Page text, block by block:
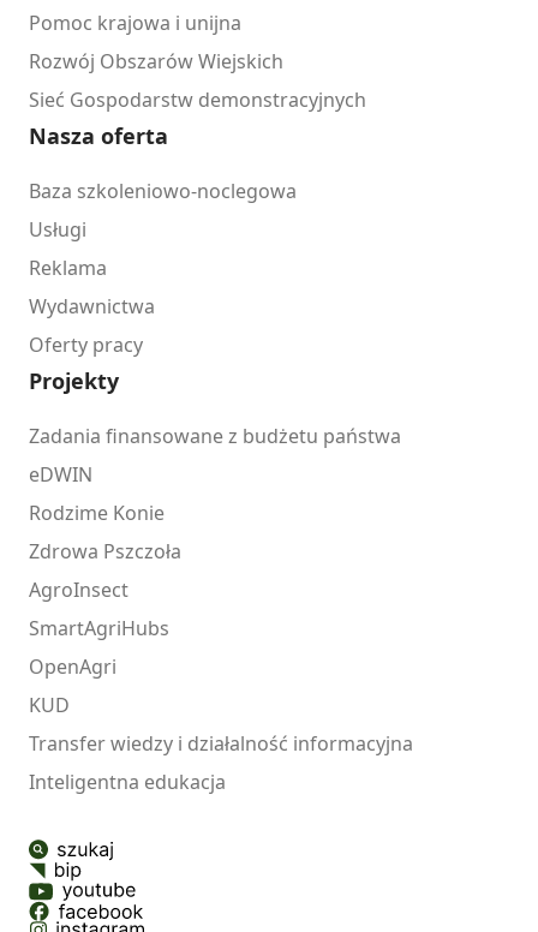
Pomoc krajowa i unijna
Rozwój Obszarów Wiejskich
Sieć Gospodarstw demonstracyjnych
Nasza oferta
Baza szkoleniowo-noclegowa
Usługi
Reklama
Wydawnictwa
Oferty pracy
Projekty
Zadania finansowane z budżetu państwa
eDWIN
Rodzime Konie
Zdrowa Pszczoła
AgroInsect
SmartAgriHubs
OpenAgri
KUD
Transfer wiedzy i działalność informacyjna
Inteligentna edukacja